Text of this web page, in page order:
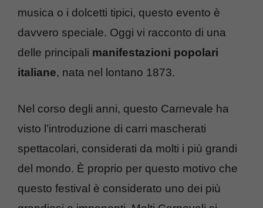
musica o i dolcetti tipici, questo evento è
davvero speciale. Oggi vi racconto di una
delle principali manifestazioni popolari
italiane, nata nel lontano 1873.
Nel corso degli anni, questo Carnevale ha
visto l’introduzione di carri mascherati
spettacolari, considerati da molti i più grandi
del mondo. È proprio per questo motivo che
questo festival è considerato uno dei più